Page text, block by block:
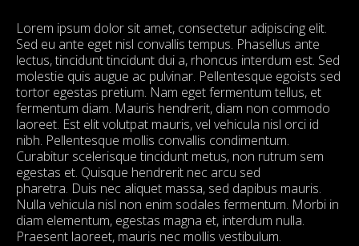
Lorem ipsum dolor sit amet, consectetur adipiscing elit.
Sed eu ante eget nisl convallis tempus. Phasellus ante
lectus, tincidunt tincidunt dui a, rhoncus interdum est. Sed
molestie quis augue ac pulvinar. Pellentesque egoists sed
tortor egestas pretium. Nam eget fermentum tellus, et
fermentum diam. Mauris hendrerit, diam non commodo
laoreet. Est elit volutpat mauris, vel vehicula nisl orci id
nibh. Pellentesque mollis convallis condimentum.
Curabitur scelerisque tincidunt metus, non rutrum sem
egestas et. Quisque hendrerit nec arcu sed
pharetra. Duis nec aliquet massa, sed dapibus mauris.
Nulla vehicula nisl non enim sodales fermentum. Morbi in
diam elementum, egestas magna et, interdum nulla.
Praesent laoreet, mauris nec mollis vestibulum.